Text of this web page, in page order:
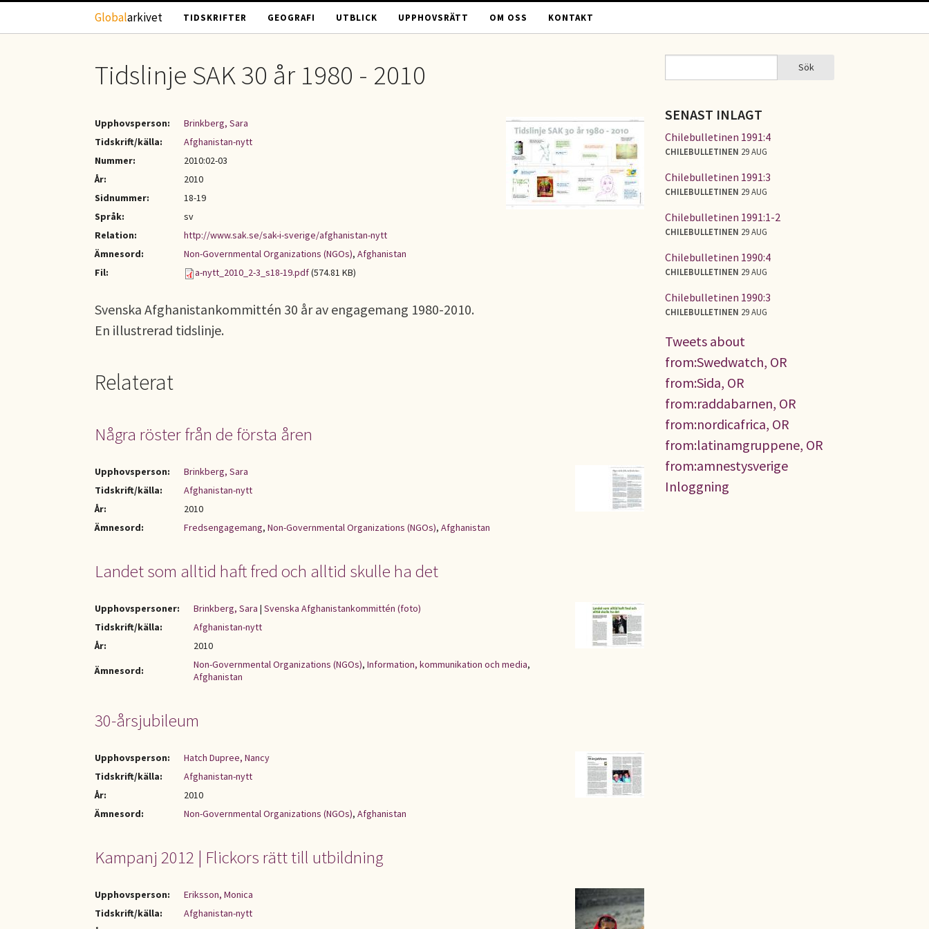
Hoppa till huvudinnehåll
Globalarkivet TIDSKRIFTER GEOGRAFI UTBLICK UPPHOVSRÄTT OM OSS KONTAKT
Tidslinje SAK 30 år 1980 - 2010
Upphovsperson:
Brinkberg, Sara
Tidskrift/källa:
Afghanistan-nytt
Nummer:
2010:02-03
År:
2010
Sidnummer:
18-19
Språk:
sv
Relation:
http://www.sak.se/sak-i-sverige/afghanistan-nytt
Ämnesord:
Non-Governmental Organizations (NGOs), Afghanistan
Fil:
a-nytt_2010_2-3_s18-19.pdf(574.81 KB)
Svenska Afghanistankommittén 30 år av engagemang 1980-2010.
En illustrerad tidslinje.
Relaterat
Några röster från de första åren
Upphovsperson:
Brinkberg, Sara
Tidskrift/källa:
Afghanistan-nytt
År:
2010
Ämnesord:
Fredsengagemang, Non-Governmental Organizations (NGOs), Afghanistan
Landet som alltid haft fred och alltid skulle ha det
Upphovspersoner: Brinkberg, Sara | Svenska Afghanistankommittén (foto)
Tidskrift/källa:
Afghanistan-nytt
År:
2010
Ämnesord:
Non-Governmental Organizations (NGOs), Information, kommunikation och media,
Afghanistan
30-årsjubileum
Upphovsperson:
Hatch Dupree, Nancy
Tidskrift/källa:
Afghanistan-nytt
År:
2010
Ämnesord:
Non-Governmental Organizations (NGOs), Afghanistan
Kampanj 2012 | Flickors rätt till utbildning
Upphovsperson:
Eriksson, Monica
Tidskrift/källa:
Afghanistan-nytt
SÖKFORMULÄR Sök
SENAST INLAGT
Chilebulletinen 1991:4
CHILEBULLETINEN 29 AUG
Chilebulletinen 1991:3
CHILEBULLETINEN 29 AUG
Chilebulletinen 1991:1-2
CHILEBULLETINEN 29 AUG
Chilebulletinen 1990:4
CHILEBULLETINEN 29 AUG
Chilebulletinen 1990:3
CHILEBULLETINEN 29 AUG
Tweets about
from:Swedwatch, OR
from:Sida, OR
from:raddabarnen, OR
from:nordicafrica, OR
from:latinamgruppene, OR
from:amnestysverige
Inloggning